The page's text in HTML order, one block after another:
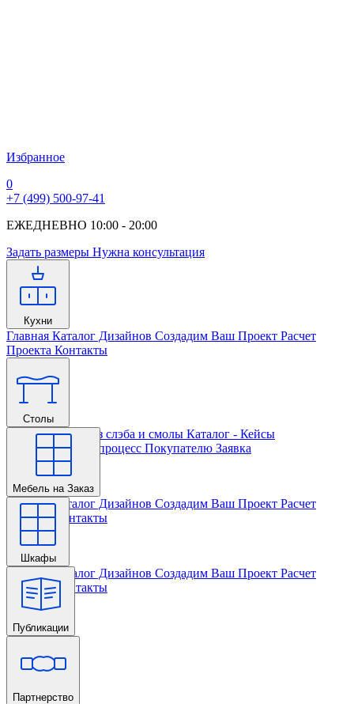
Избранное
0
+7 (499) 500-97-41
ЕЖЕДНЕВНО 10:00 - 20:00
Задать размеры Нужна консультация
Кухни
Главная Каталог Дизайнов Создадим Ваш Проект Расчет
Проекта Контакты
Столы
Главная Столы из слэба и смолы Каталог - Кейсы
Кастомизации и процесс Покупателю Заявка
Мебель на Заказ
Главная Каталог Дизайнов Создадим Ваш Проект Расчет
Проекта
Контакты
Шкафы
Главная Каталог Дизайнов Создадим Ваш Проект Расчет
Проекта Контакты
Публикации
Главная
Партнерство